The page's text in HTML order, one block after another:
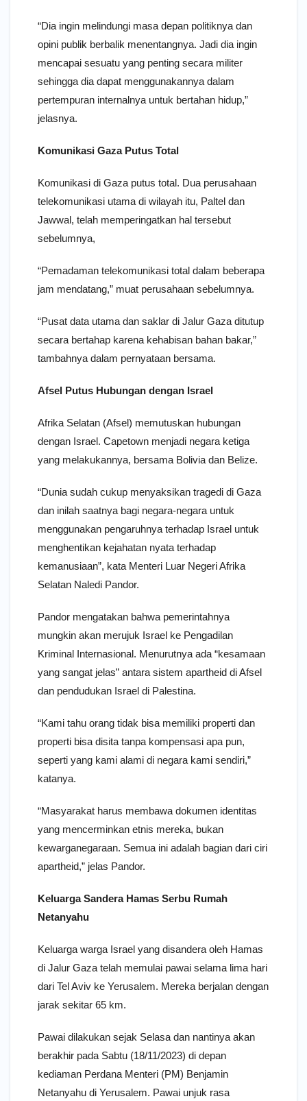
“Dia ingin melindungi masa depan politiknya dan
opini publik berbalik menentangnya. Jadi dia ingin
mencapai sesuatu yang penting secara militer
sehingga dia dapat menggunakannya dalam
pertempuran internalnya untuk bertahan hidup,”
jelasnya.
Komunikasi Gaza Putus Total
Komunikasi di Gaza putus total. Dua perusahaan
telekomunikasi utama di wilayah itu, Paltel dan
Jawwal, telah memperingatkan hal tersebut
sebelumnya,
“Pemadaman telekomunikasi total dalam beberapa
jam mendatang,” muat perusahaan sebelumnya.
“Pusat data utama dan saklar di Jalur Gaza ditutup
secara bertahap karena kehabisan bahan bakar,”
tambahnya dalam pernyataan bersama.
Afsel Putus Hubungan dengan Israel
Afrika Selatan (Afsel) memutuskan hubungan
dengan Israel. Capetown menjadi negara ketiga
yang melakukannya, bersama Bolivia dan Belize.
“Dunia sudah cukup menyaksikan tragedi di Gaza
dan inilah saatnya bagi negara-negara untuk
menggunakan pengaruhnya terhadap Israel untuk
menghentikan kejahatan nyata terhadap
kemanusiaan”, kata Menteri Luar Negeri Afrika
Selatan Naledi Pandor.
Pandor mengatakan bahwa pemerintahnya
mungkin akan merujuk Israel ke Pengadilan
Kriminal Internasional. Menurutnya ada “kesamaan
yang sangat jelas” antara sistem apartheid di Afsel
dan pendudukan Israel di Palestina.
“Kami tahu orang tidak bisa memiliki properti dan
properti bisa disita tanpa kompensasi apa pun,
seperti yang kami alami di negara kami sendiri,”
katanya.
“Masyarakat harus membawa dokumen identitas
yang mencerminkan etnis mereka, bukan
kewarganegaraan. Semua ini adalah bagian dari ciri
apartheid,” jelas Pandor.
Keluarga Sandera Hamas Serbu Rumah
Netanyahu
Keluarga warga Israel yang disandera oleh Hamas
di Jalur Gaza telah memulai pawai selama lima hari
dari Tel Aviv ke Yerusalem. Mereka berjalan dengan
jarak sekitar 65 km.
Pawai dilakukan sejak Selasa dan nantinya akan
berakhir pada Sabtu (18/11/2023) di depan
kediaman Perdana Menteri (PM) Benjamin
Netanyahu di Yerusalem. Pawai unjuk rasa